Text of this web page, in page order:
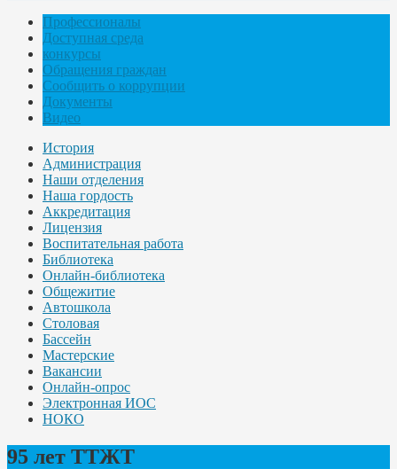
Профессионалы
Доступная среда
конкурсы
Обращения граждан
Сообщить о коррупции
Документы
Видео
История
Администрация
Наши отделения
Наша гордость
Аккредитация
Лицензия
Воспитательная работа
Библиотека
Онлайн-библиотека
Общежитие
Автошкола
Столовая
Бассейн
Мастерские
Вакансии
Онлайн-опрос
Электронная ИОС
НОКО
95 лет ТТЖТ